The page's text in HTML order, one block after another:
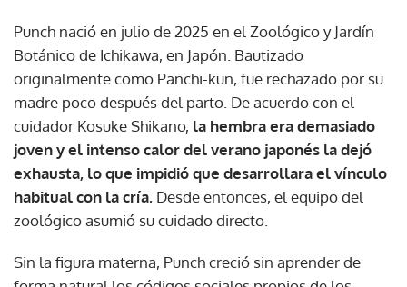
Punch nació en julio de 2025 en el Zoológico y Jardín
Botánico de Ichikawa, en Japón. Bautizado
originalmente como Panchi-kun, fue rechazado por su
madre poco después del parto. De acuerdo con el
cuidador Kosuke Shikano, la hembra era demasiado
joven y el intenso calor del verano japonés la dejó
exhausta, lo que impidió que desarrollara el vínculo
habitual con la cría. Desde entonces, el equipo del
zoológico asumió su cuidado directo.
Sin la figura materna, Punch creció sin aprender de